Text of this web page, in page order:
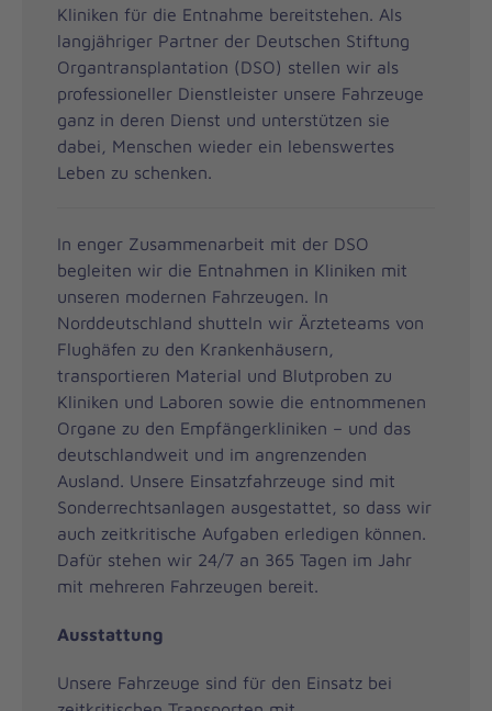
Kliniken für die Entnahme bereitstehen. Als
langjähriger Partner der Deutschen Stiftung
Organtransplantation (DSO) stellen wir als
professioneller Dienstleister unsere Fahrzeuge
ganz in deren Dienst und unterstützen sie
dabei, Menschen wieder ein lebenswertes
Leben zu schenken.
In enger Zusammenarbeit mit der DSO
begleiten wir die Entnahmen in Kliniken mit
unseren modernen Fahrzeugen. In
Norddeutschland shutteln wir Ärzteteams von
Flughäfen zu den Krankenhäusern,
transportieren Material und Blutproben zu
Kliniken und Laboren sowie die entnommenen
Organe zu den Empfängerkliniken – und das
deutschlandweit und im angrenzenden
Ausland. Unsere Einsatzfahrzeuge sind mit
Sonderrechtsanlagen ausgestattet, so dass wir
auch zeitkritische Aufgaben erledigen können.
Dafür stehen wir 24/7 an 365 Tagen im Jahr
mit mehreren Fahrzeugen bereit.
Ausstattung
Unsere Fahrzeuge sind für den Einsatz bei